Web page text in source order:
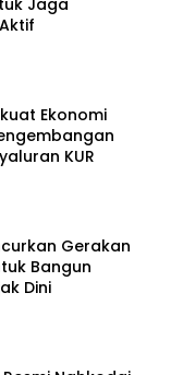
Jaga
Ekonomi
KUR
Gerakan
Bangun
Dini